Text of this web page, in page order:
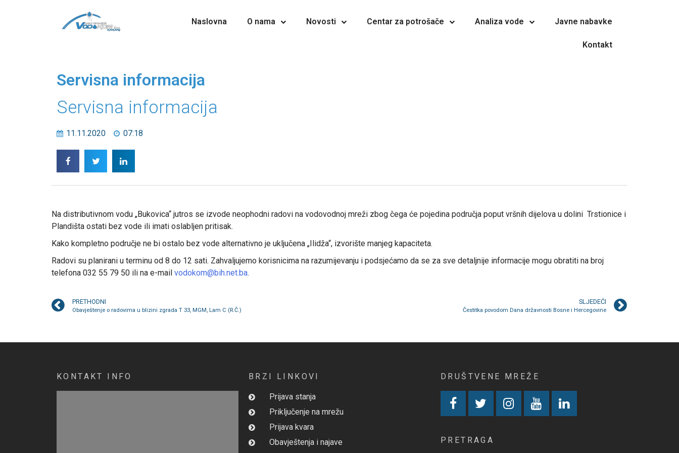
Naslovna O nama Novosti Centar za potrošače Analiza vode Javne nabavke
Kontakt
Servisna informacija
Servisna informacija
11.11.2020 07:18
Na distributivnom vodu „Bukovica“ jutros se izvode neophodni radovi na vodovodnoj mreži zbog čega će pojedina područja poput vršnih dijelova u dolini Trstionice i
Plandišta ostati bez vode ili imati oslabljen pritisak.
Kako kompletno područje ne bi ostalo bez vode alternativno je uključena „Ilidža“, izvorište manjeg kapaciteta.
Radovi su planirani u terminu od 8 do 12 sati. Zahvaljujemo korisnicima na razumijevanju i podsjećamo da se za sve detaljnije informacije mogu obratiti na broj
telefona 032 55 79 50 ili na e-mail vodokom@bih.net.ba.
PRETHODNI
Obavještenje o radovima u blizini zgrada T 33, MGM, Lam C (R.Č.)
SLJEDEĆI
Čestitka povodom Dana državnosti Bosne i Hercegovine
KONTAKT INFO BRZI LINKOVI
Prijava stanja
Priključenje na mrežu
Prijava kvara
Obavještenja i najave
DRUŠTVENE MREŽE
PRETRAGA